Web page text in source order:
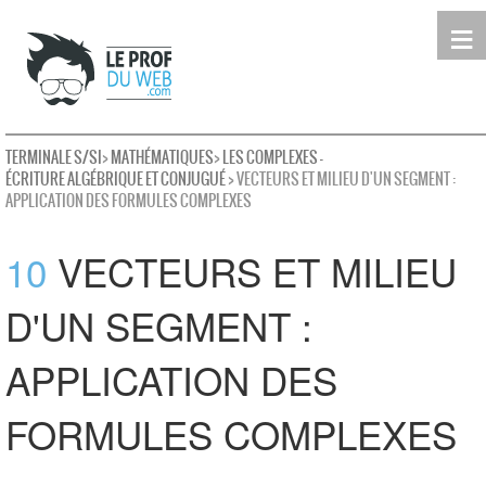
≡
leProfDuWeb
Seconde
Première
Terminale
Rechercher
TERMINALE S/SI>MATHÉMATIQUES>LES COMPLEXES -
ÉCRITURE ALGÉBRIQUE ET CONJUGUÉ> VECTEURS ET MILIEU D'UN SEGMENT :
APPLICATION DES FORMULES COMPLEXES
10 VECTEURS ET MILIEU
D'UN SEGMENT :
APPLICATION DES
FORMULES COMPLEXES